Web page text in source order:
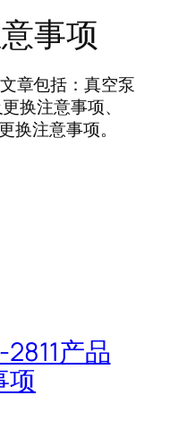
事项
章包括：真空泵
换注意事项、
换注意事项。
产品
项